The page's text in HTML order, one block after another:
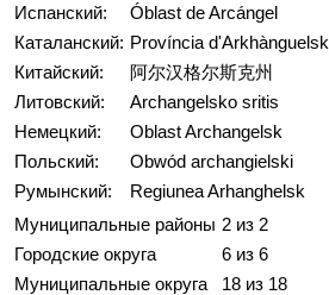
Испанский:
Óblast de Arcángel
Каталанский: Província d'Arkhànguelsk
Китайский:
阿尔汉格尔斯克州
Литовский:
Archangelsko sritis
Немецкий:
Oblast Archangelsk
Польский:
Obwód archangielski
Румынский:
Regiunea Arhanghelsk
Муниципальные районы 2 из 2
Городские округа
6 из 6
Муниципальные округа
18 из 18